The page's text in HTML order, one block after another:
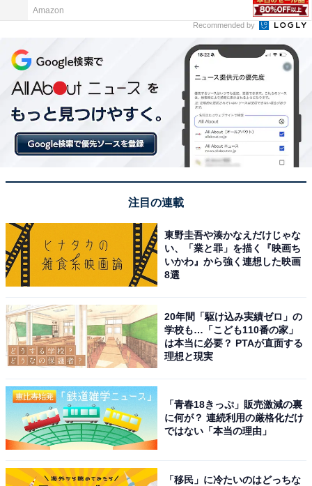
Amazon
Recommended by
注目の連載
東野圭吾や湊かなえだけじゃな
い、「業と罪」を描く『映画ち
いかわ』から強く連想した映画
8選
20年間「駆け込み実績ゼロ」の
学校も…「こども110番の家」
は本当に必要？ PTAが直面する
理想と現実
「青春18きっぷ」販売激減の裏
に何が？ 連続利用の厳格化だけ
ではない「本当の理由」
「移民」に冷たいのはどっちな